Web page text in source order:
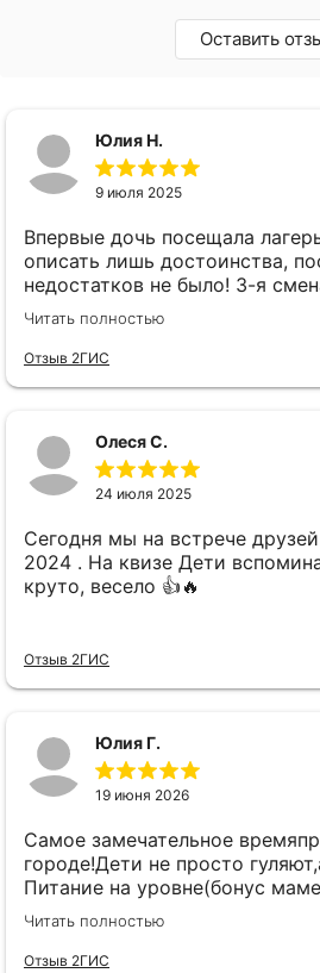
Оставить
Юлия Н.
9 июля 2025
Впервые дочь посещала лагерь
описать лишь достоинства,
недостатков не было! 3-я смена 3-ий отряд от
лица родителя выражаю
воспитателям и вожатым! Можно сделать день
для ребят насыщенным, но
словах-вы лучшие!
принимающие и понимающие!
навыки на высшем уровне.
классы, уроки английского и
творческие занятия! Восторг!
мнение, а ребенка!
Читать полностью
Отзыв 2ГИС
Олеся С.
24 июля 2025
Сегодня мы на встрече друзей
2024 . На квизе Дети
круто, весело 👍🔥
Отзыв 2ГИС
Юлия Г.
19 июня 2026
Самое замечательное
городе!Дети не просто
Питание на уровне(бонус
пребывание (бонус папе.Деть
лап,спит и с радостью бежит
большое)
Читать полностью
Отзыв 2ГИС